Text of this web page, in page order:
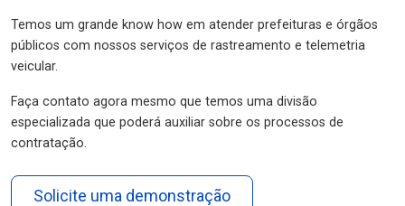
Temos um grande know how em atender prefeituras e órgãos
públicos com nossos serviços de rastreamento e telemetria
veicular.
Faça contato agora mesmo que temos uma divisão
especializada que poderá auxiliar sobre os processos de
contratação.
Solicite uma demonstração